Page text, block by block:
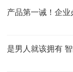
产品第一诫！企业
是男人就该拥有